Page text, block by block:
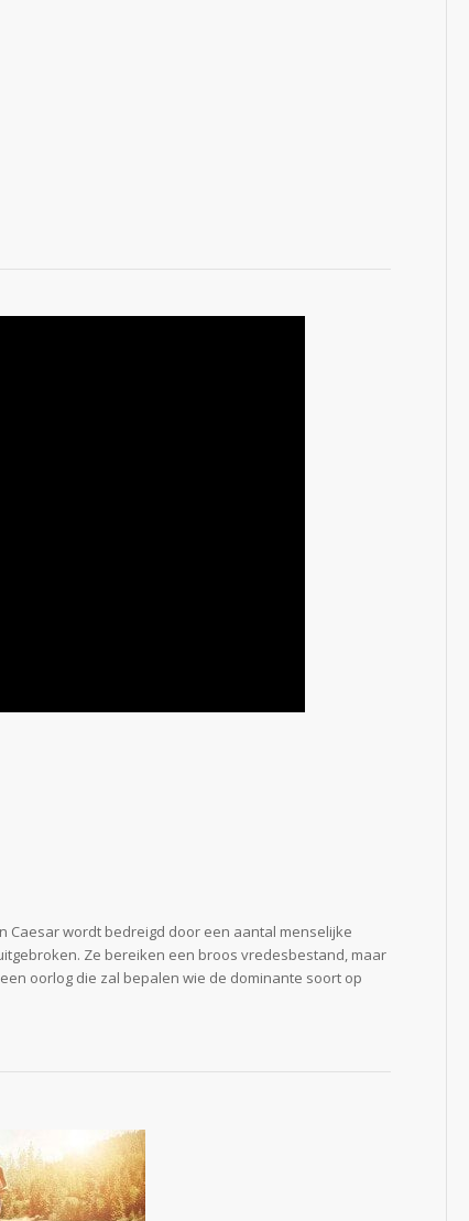
Caesar wordt bedreigd door een aantal menselijke
Ze bereiken een broos vredesbestand, maar
oorlog die zal bepalen wie de dominante soort op